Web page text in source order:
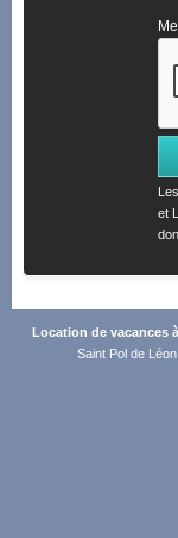
et
Location de vacances
Saint Pol de